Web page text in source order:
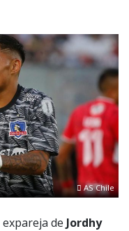
AS Chile
expareja de Jordhy